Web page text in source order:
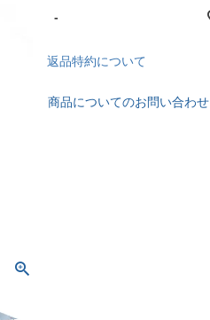
-
返品特約について
商品についてのお問い合わせ